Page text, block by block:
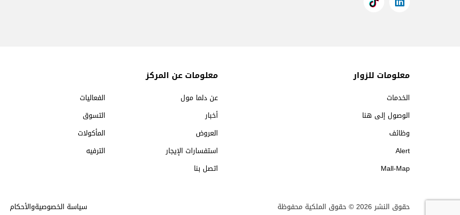
معلومات للزوار
الخدمات
الوصول إلى هنا
وظائف
Alert
Mall-Map
معلومات عن المركز
عن دلما مول
الفعاليات
أخبار
التسوق
العروض
المأكولات
استفسارات الإيجار
الترفيه
اتصل بنا
حقوق النشر 2026 © حقوق الملكية محفوظة سياسة الخصوصيةوالأحكام